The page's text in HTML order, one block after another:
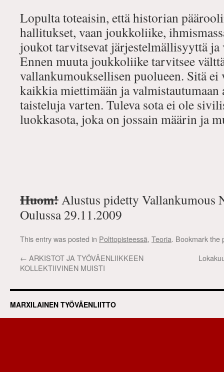
Lopulta toteaisin, että historian
hallitukset, vaan joukkoliike,
joukot tarvitsevat järjestelmällisyyttä ja
Ennen muuta joukkoliike tarvitsee
vallankumouksellisen puolueen. Sitä
kaikkia miettimään ja valmistautumaan
taisteluja varten. Tuleva sota ei ole
luokkasota, joka on jossain määrin ja
Huom!Alustus pidetty Vallankumous
Oulussa 29.11.2009
This entry was posted in Polttopisteessä, Teoria. Bookmark the
← ARKISTOT JA TYÖVÄENLIIKKEEN
KOLLEKTIIVINEN MUISTI
MARXILAINEN TYÖVÄENLIITTO